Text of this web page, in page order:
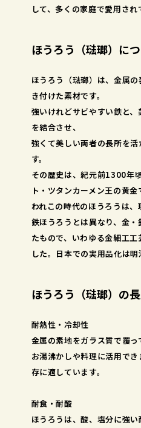
して、多くの家庭で愛用され
ほうろう（琺瑯）に
ほうろう（琺瑯）は、金属
き付けた素材です。
強いけれどサビやすい鉄と
を結合させ、
強くて美しい両者の長所を
す。
その歴史は、紀元前1300年
ト・ツタンカーメン王の黄
われこの時代のほうろうは
鉄ほうろうとは異なり、金
たもので、いわゆる金細工
した。日本での実用品化は明
ほうろう（琺瑯）の
耐熱性・冷却性
金属の素地をガラス質で覆っ
お湯沸かしや料理に活用で
存に適しています。
耐食・耐酸
ほうろうは、酸、塩分に強い